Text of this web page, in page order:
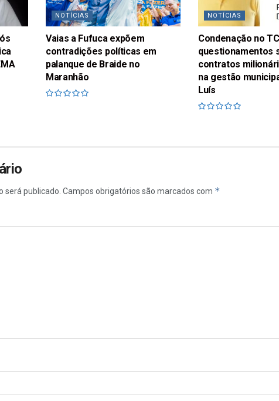
NOTÍCIAS
Vaias a Fufuca expõem
contradições políticas em
palanque de Braide no
Maranhão
NOTÍCIAS
Condenação no
questionamentos
contratos
na gestão
Luís
será publicado. Campos obrigatórios são marcados com *